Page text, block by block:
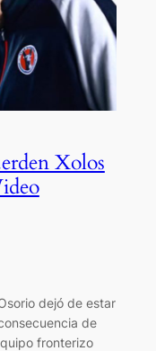
Xolos
dejó de estar
de
fronterizo